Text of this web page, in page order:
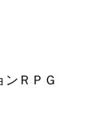
ンＲＰＧ